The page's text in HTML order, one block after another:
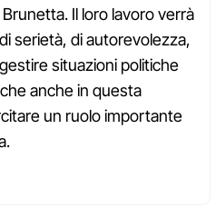
Il loro lavoro verrà
serietà, di autorevolezza,
situazioni politiche
anche in questa
un ruolo importante